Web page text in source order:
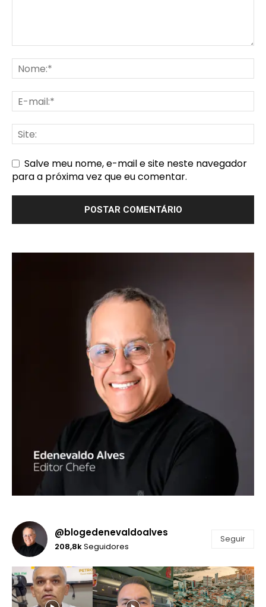
Salve meu nome, e-mail e site neste navegador
para a próxima vez que eu comentar.
@blogedenevaldoalves
208,8kSeguidores
Seguir